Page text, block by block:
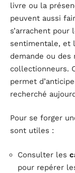
livre ou la
peuvent aussi
s’arrachent pour
sentimentale, et
demande ou
collectionneurs.
permet
recherché
Pour se forger
sont utiles :
Consulter les
pour repérer